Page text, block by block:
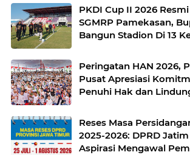
PKDI Cup II 2026
SGMRP Pamekasan,
Bangun Stadion Di 13
Peringatan HAN 2026,
Pusat Apresiasi
Penuhi Hak dan
Reses Masa
2025-2026: DPRD
Aspirasi Mengawal